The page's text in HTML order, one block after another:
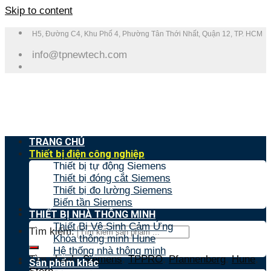
Skip to content
H5, Đường C4, Khu Phố 4, Phường Tân Thới Nhất, Quận 12, TP. HCM
info@tpnewtech.com
Tìm kiếm:
Tìm nhanh:Siemens,TPPRO,Pfannenberg,Hune,
TRANG CHỦ
Thiết bị điện công nghiệp
Thiết bị tự động Siemens
Thiết bị đóng cắt Siemens
Thiết bị đo lường Siemens
Biến tần Siemens
THIẾT BỊ NHÀ THÔNG MINH
Thiết Bị Vệ Sinh Cảm Ứng
Khóa thông minh Hune
Hệ thống nhà thông minh
Sản phẩm khác